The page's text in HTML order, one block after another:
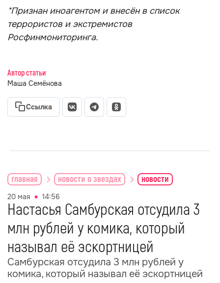
*Признан иноагентом и внесён в список
террористов и экстремистов
Росфинмониторинга.
Автор статьи
Маша Семёнова
Ссылка
главная новости о звездах новости
20 мая 14:56
Настасья Самбурская отсудила 3
млн рублей у комика, который
называл её эскортницей
Самбурская отсудила 3 млн рублей у
комика, который называл её эскортницей